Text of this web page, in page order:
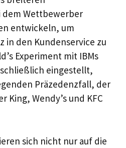
Wettbewerber
entwickeln, um
in den Kundenservice zu
Experiment mit IBMs
eingestellt,
Präzedenzfall, der
King, Wendy’s und KFC
sich nicht nur auf die